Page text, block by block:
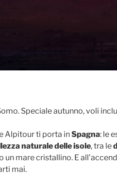
Speciale autunno, voli
Alpitour ti porta inSpagna: le
naturale delle isole, tra le
un mare cristallino. E
mai.